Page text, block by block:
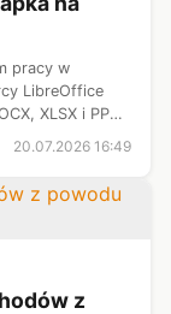
pracy w
LibreOffice
XLSX i PPTX
20.07.2026 16:49
z